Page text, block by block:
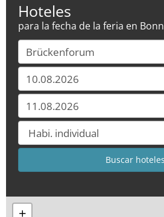
Hoteles
para la fecha de la feria en Bonn
+